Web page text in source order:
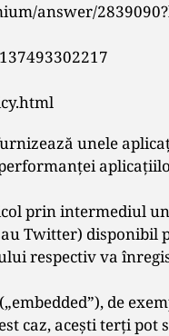
answer/
unele
prin intermediul
Twitter) disponibil
respectiv va
de
caz, aceşti terţi pot